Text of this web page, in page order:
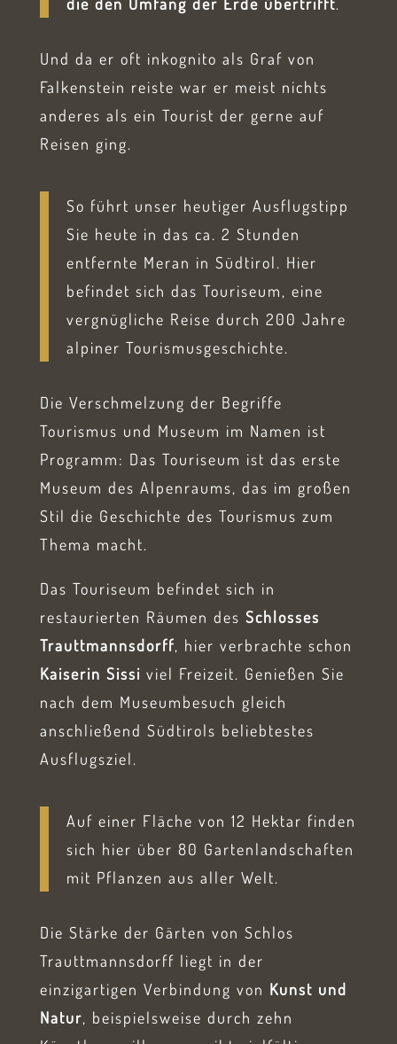
Und da er oft inkognito als Graf von
Falkenstein reiste war er meist nichts
anderes als ein Tourist der gerne auf
Reisen ging.
So führt unser heutiger Ausflugstipp
Sie heute in das ca. 2 Stunden
entfernte Meran in Südtirol. Hier
befindet sich das Touriseum, eine
vergnügliche Reise durch 200 Jahre
alpiner Tourismusgeschichte.
Die Verschmelzung der Begriffe
Tourismus und Museum im Namen ist
Programm: Das Touriseum ist das erste
Museum des Alpenraums, das im großen
Stil die Geschichte des Tourismus zum
Thema macht.
Das Touriseum befindet sich in
restaurierten Räumen des Schlosses
Trauttmannsdorff, hier verbrachte schon
Kaiserin Sissi viel Freizeit. Genießen Sie
nach dem Museumbesuch gleich
anschließend Südtirols beliebtestes
Ausflugsziel.
Auf einer Fläche von 12 Hektar finden
sich hier über 80 Gartenlandschaften
mit Pflanzen aus aller Welt.
Die Stärke der Gärten von Schlos
Trauttmannsdorff liegt in der
einzigartigen Verbindung von Kunst und
Natur, beispielsweise durch zehn